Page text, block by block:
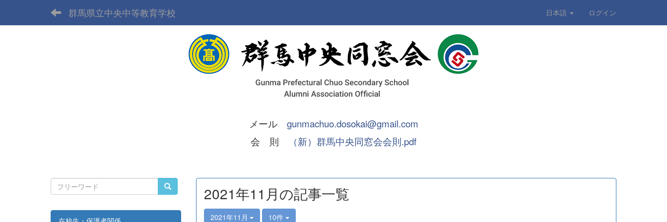
群馬県立中央中等教育学校 日本語 ログイン
メール gunmachuo.dosokai@gmail.com
会 則
（新）群馬中央同窓会会則.pdf
2021年11月の記事一覧
2021年11月 10件